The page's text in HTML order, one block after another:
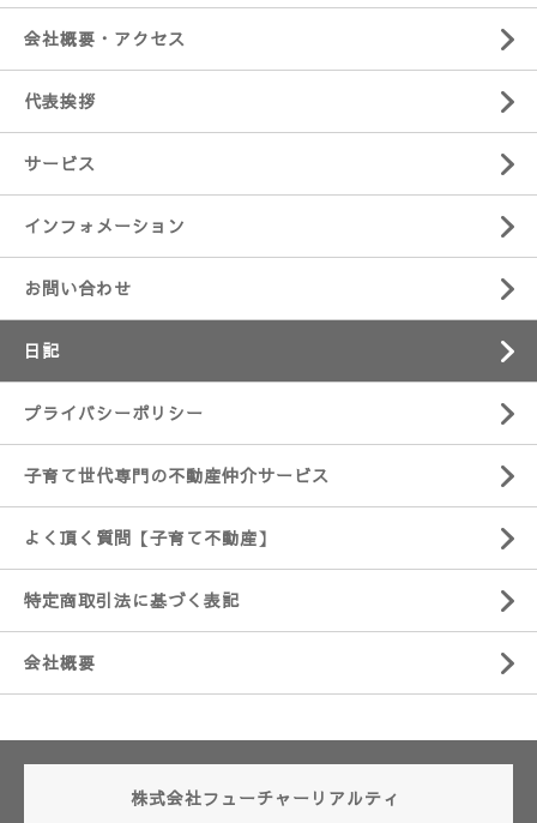
会社概要・アクセス
代表挨拶
サービス
インフォメーション
お問い合わせ
日記
プライバシーポリシー
子育て世代専門の不動産仲介サービス
よく頂く質問【子育て不動産】
特定商取引法に基づく表記
会社概要
株式会社フューチャーリアルティ